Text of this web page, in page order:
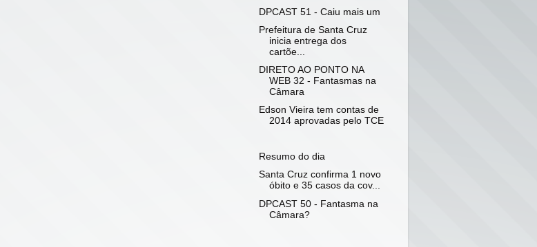
DPCAST 51 - Caiu mais um
Prefeitura de Santa Cruz
inicia entrega dos
cartõe...
DIRETO AO PONTO NA
WEB 32 - Fantasmas na
Câmara
Edson Vieira tem contas de
2014 aprovadas pelo TCE
Resumo do dia
Santa Cruz confirma 1 novo
óbito e 35 casos da cov...
DPCAST 50 - Fantasma na
Câmara?